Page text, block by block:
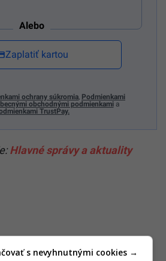
Alebo
Zaplatiť kartou
ochrany súkromia Podmienkami
obchodnými podmienkamia
TrustPay.
Hlavné správy a aktuality
s nevyhnutnými cookies →